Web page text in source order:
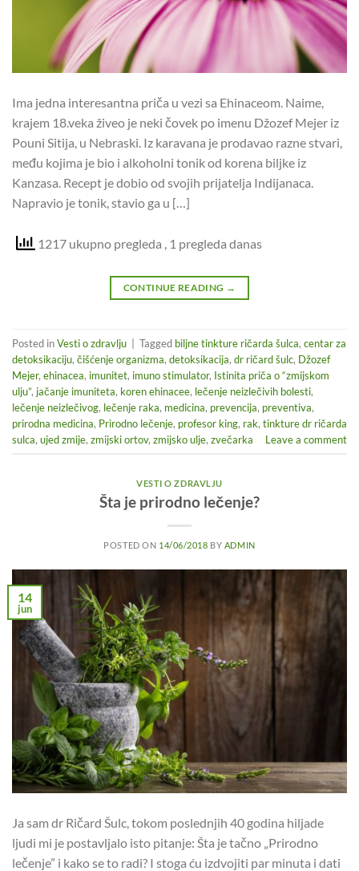
Ima jedna interesantna priča u vezi sa Ehinaceom. Naime,
krajem 18.veka živeo je neki čovek po imenu Džozef Mejer iz
Pouni Sitija, u Nebraski. Iz karavana je prodavao razne stvari,
među kojima je bio i alkoholni tonik od korena biljke iz
Kanzasa. Recept je dobio od svojih prijatelja Indijanaca.
Napravio je tonik, stavio ga u […]
1217 ukupno pregleda , 1 pregleda danas
CONTINUE READING →
Posted inVesti o zdravlju Tagged biljne tinkture ričarda šulca, centar za
detoksikaciju, čišćenje organizma, detoksikacija, dr ričard šulc, Džozef
Mejer, ehinacea, imunitet, imuno stimulator, Istinita priča o “zmijskom
ulju”, jačanje imuniteta, koren ehinacee, lečenje neizlečivih bolesti,
lečenje neizlečivog, lečenje raka, medicina, prevencija, preventiva,
prirodna medicina, Prirodno lečenje, profesor king, rak, tinkture dr ričarda
sulca, ujed zmije, zmijski ortov, zmijsko ulje, zvečarka Leave a comment
VESTI O ZDRAVLJU
Šta je prirodno lečenje?
POSTED ON 14/06/2018 BY ADMIN
14
jun
Ja sam dr Ričard Šulc, tokom poslednjih 40 godina hiljade
ljudi mi je postavljalo isto pitanje: Šta je tačno „Prirodno
lečenje” i kako se to radi? I stoga ću izdvojiti par minuta i dati